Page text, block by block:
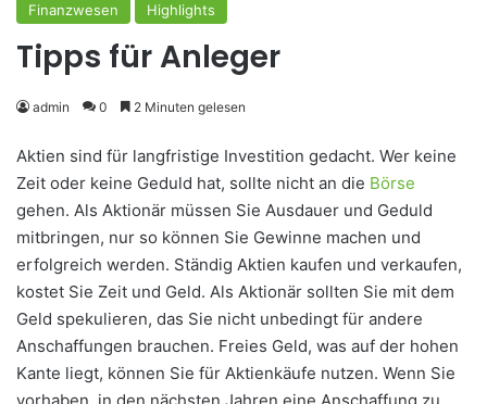
Finanzwesen Highlights
Tipps für Anleger
admin 0 2 Minuten gelesen
Aktien sind für langfristige Investition gedacht. Wer keine
Zeit oder keine Geduld hat, sollte nicht an die Börse
gehen. Als Aktionär müssen Sie Ausdauer und Geduld
mitbringen, nur so können Sie Gewinne machen und
erfolgreich werden. Ständig Aktien kaufen und verkaufen,
kostet Sie Zeit und Geld. Als Aktionär sollten Sie mit dem
Geld spekulieren, das Sie nicht unbedingt für andere
Anschaffungen brauchen. Freies Geld, was auf der hohen
Kante liegt, können Sie für Aktienkäufe nutzen. Wenn Sie